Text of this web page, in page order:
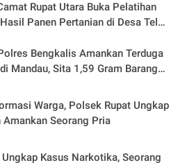
Rupat Utara Buka Pelatihan
Panen Pertanian di Desa Teluk
Bengkalis Amankan Terduga
Mandau, Sita 1,59 Gram Barang
Warga, Polsek Rupat Ungkap
Amankan Seorang Pria
Kasus Narkotika, Seorang